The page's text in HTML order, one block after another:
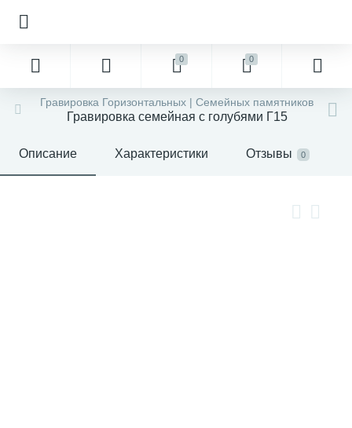
0 0
Гравировка Горизонтальных | Семейных памятников
Гравировка семейная с голубями Г15
Описание Характеристики Отзывы 0